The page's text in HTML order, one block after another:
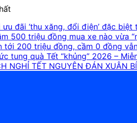
đãi ‘thu xăng, đổi điện’ đặc
500 triệu đồng mua xe nào vừa
tới 200 triệu đồng, cầm 0 đồng
tung quà Tết “khủng” 2026 –
NGHỈ TẾT NGUYÊN ĐÁN XUÂN